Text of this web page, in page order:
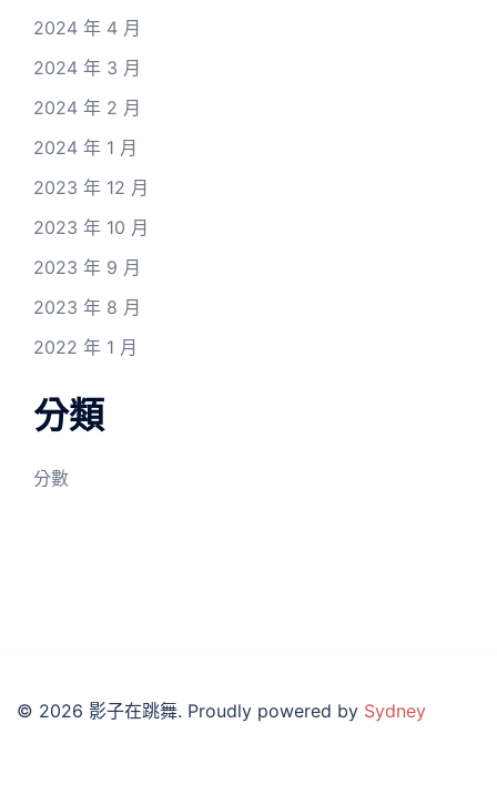
2024 年 4 月
2024 年 3 月
2024 年 2 月
2024 年 1 月
2023 年 12 月
2023 年 10 月
2023 年 9 月
2023 年 8 月
2022 年 1 月
分類
分數
© 2026 影子在跳舞. Proudly powered by Sydney